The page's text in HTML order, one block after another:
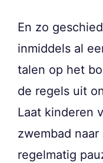
En zo
inmiddels al
talen op het
de regels uit
Laat kinderen
zwembad
regelmatig